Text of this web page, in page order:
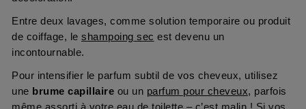
Entre deux lavages, comme solution temporaire ou produit
de coiffage, le shampoing sec est devenu un
incontournable.
Pour intensifier le parfum subtil de vos cheveux, utilisez
une brume capillaire ou un parfum pour cheveux, parfois